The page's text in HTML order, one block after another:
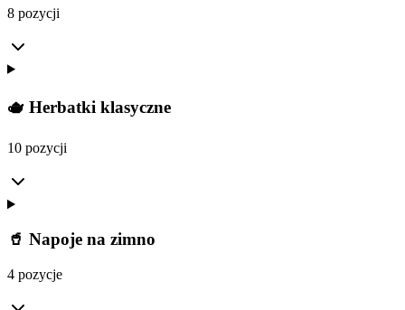
8 pozycji
🫖 Herbatki klasyczne
10 pozycji
🥤 Napoje na zimno
4 pozycje